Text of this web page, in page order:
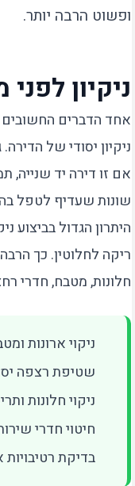
ופשוט הרבה יותר.
ניקיון
אחד הדברים החשובים
ניקיון יסודי של
אם זו דירה יד שנייה,
שונות שעדיף לטפל
היתרון הגדול בביצוע
ריקה לחלוטין. כך
חלונות, מטבח, חדרי
ניקוי ארונות
שטיפת רצפה
ניקוי חלונות
חיטוי חדרי
בדיקת